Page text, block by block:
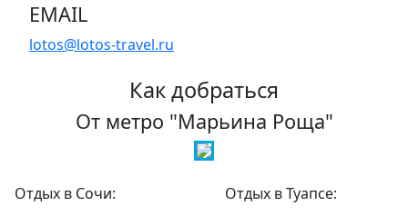
EMAIL
lotos@lotos-travel.ru
Как добраться
От метро "Марьина Роща"
Отдых в Сочи: Отдых в Туапсе: